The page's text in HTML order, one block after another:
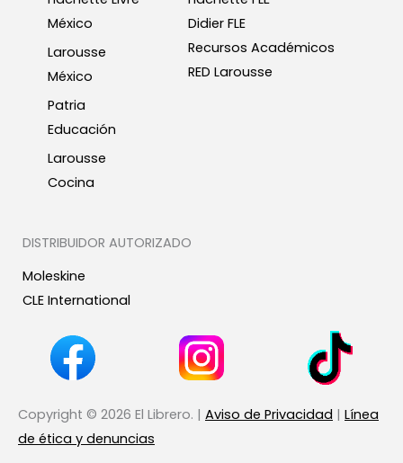
México
Larousse
México
Patria
Educación
Larousse
Cocina
Didier FLE
Recursos Académicos
RED Larousse
DISTRIBUIDOR AUTORIZADO
Moleskine
CLE International
Copyright © 2026 El Librero. | Aviso de Privacidad | Línea
de ética y denuncias